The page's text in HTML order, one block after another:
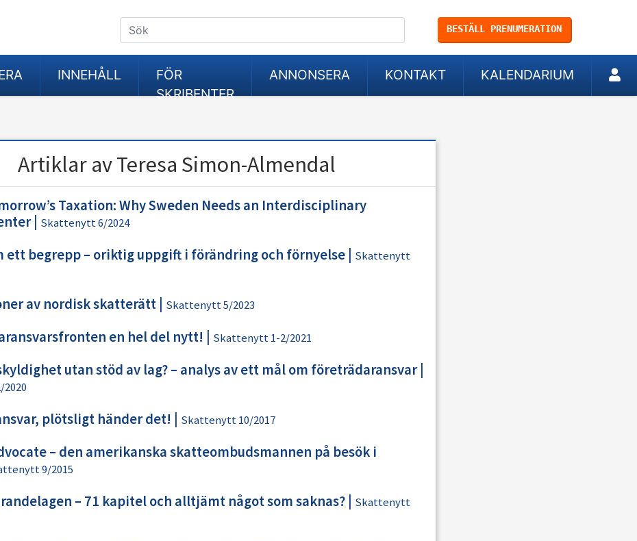
BESTÄLL PRENUMERATION
INNEHÅLL
FÖR
SKRIBENTER
ANNONSERA KONTAKT KALENDARIUM
Artiklar av Teresa Simon-Almendal
Taxation: Why Sweden Needs an Interdisciplinary
| Skattenytt 6/2024
ett begrepp – oriktig uppgift i förändring och förnyelse|
Skattenytt
av nordisk skatterätt| Skattenytt 5/2023
en hel del nytt! Skattenytt 1-2/2021
utan stöd av lag? – analys av ett mål om företrädaransvar|
plötsligt händer det! Skattenytt 10/2017
– den amerikanska skatteombudsmannen på besök i
9/2015
– 71 kapitel och alltjämt något som saknas?|
Skattenytt